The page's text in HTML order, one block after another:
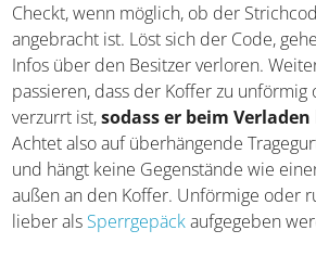
Checkt, wenn möglich, ob der
angebracht ist. Löst sich der Code,
Infos über den Besitzer verloren.
passieren, dass der Koffer zu unförmig
verzurrt ist,sodass er beim
Achtet also auf überhängende
und hängt keine Gegenstände wie
außen an den Koffer. Unförmige oder
lieber als Sperrgepäckaufgegeben